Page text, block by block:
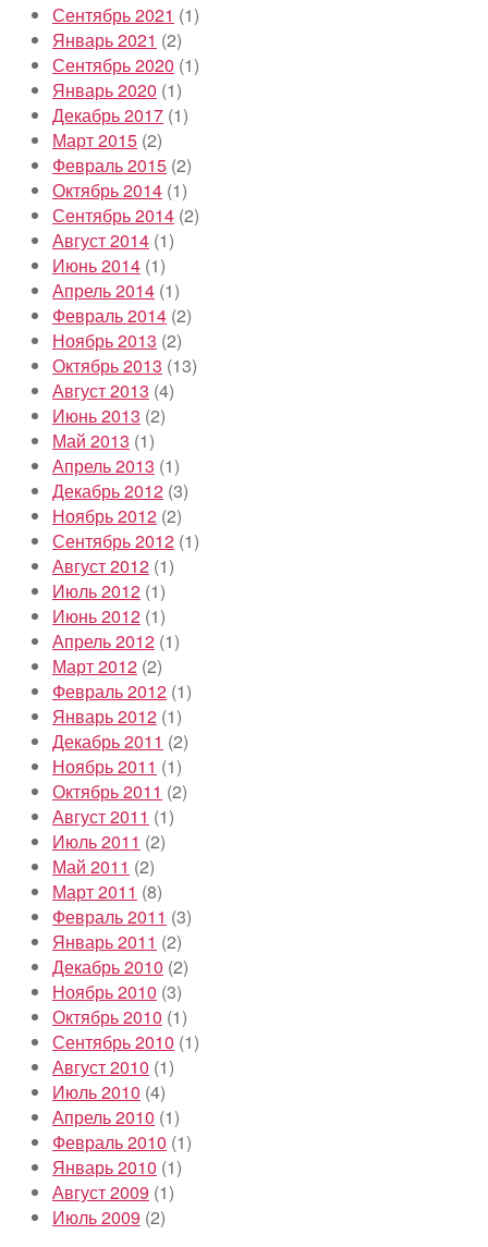
Сентябрь 2021 (1)
Январь 2021 (2)
Сентябрь 2020 (1)
Январь 2020 (1)
Декабрь 2017 (1)
Март 2015 (2)
Февраль 2015 (2)
Октябрь 2014 (1)
Сентябрь 2014 (2)
Август 2014 (1)
Июнь 2014 (1)
Апрель 2014 (1)
Февраль 2014 (2)
Ноябрь 2013 (2)
Октябрь 2013 (13)
Август 2013 (4)
Июнь 2013 (2)
Май 2013 (1)
Апрель 2013 (1)
Декабрь 2012 (3)
Ноябрь 2012 (2)
Сентябрь 2012 (1)
Август 2012 (1)
Июль 2012 (1)
Июнь 2012 (1)
Апрель 2012 (1)
Март 2012 (2)
Февраль 2012 (1)
Январь 2012 (1)
Декабрь 2011 (2)
Ноябрь 2011 (1)
Октябрь 2011 (2)
Август 2011 (1)
Июль 2011 (2)
Май 2011 (2)
Март 2011 (8)
Февраль 2011 (3)
Январь 2011 (2)
Декабрь 2010 (2)
Ноябрь 2010 (3)
Октябрь 2010 (1)
Сентябрь 2010 (1)
Август 2010 (1)
Июль 2010 (4)
Апрель 2010 (1)
Февраль 2010 (1)
Январь 2010 (1)
Август 2009 (1)
Июль 2009 (2)